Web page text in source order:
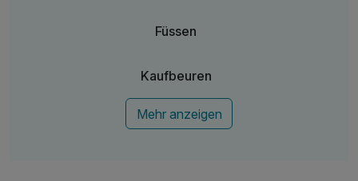
Füssen
Kaufbeuren
Mehr anzeigen